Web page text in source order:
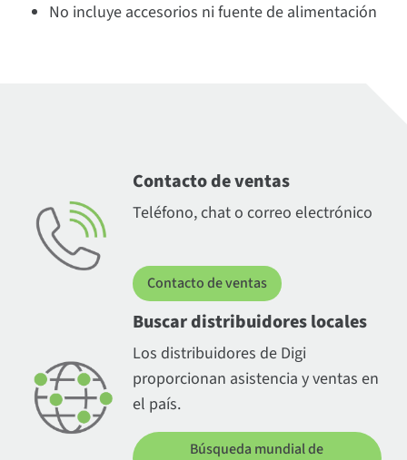
No incluye accesorios ni fuente de alimentación
Contacto de ventas
Teléfono, chat o correo electrónico
Contacto de ventas
Buscar distribuidores locales
Los distribuidores de Digi
proporcionan asistencia y ventas en
el país.
Búsqueda mundial de